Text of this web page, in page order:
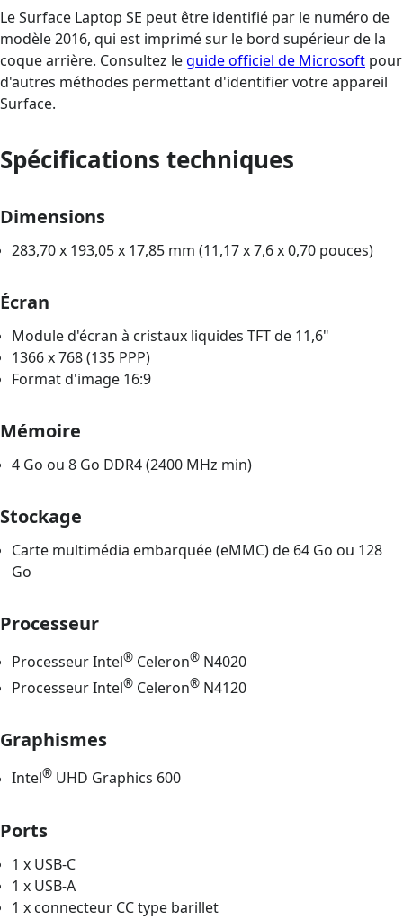
Le Surface Laptop SE peut être identifié par le numéro de
modèle 2016, qui est imprimé sur le bord supérieur de la
coque arrière. Consultez leguide officiel de Microsoft pour
d'autres méthodes permettant d'identifier votre appareil
Surface.
Spécifications techniques
Dimensions
283,70 x 193,05 x 17,85 mm (11,17 x 7,6 x 0,70 pouces)
Écran
Module d'écran à cristaux liquides TFT de 11,6"
1366 x 768 (135 PPP)
Format d'image 16:9
Mémoire
4 Go ou 8 Go DDR4 (2400 MHz min)
Stockage
Carte multimédia embarquée (eMMC) de 64 Go ou 128
Go
Processeur
Processeur Intel® Celeron® N4020
Processeur Intel® Celeron® N4120
Graphismes
Intel® UHD Graphics 600
Ports
1 x USB-C
1 x USB-A
1 x connecteur CC type barillet